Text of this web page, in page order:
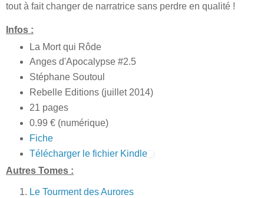
tout à fait changer de narratrice sans perdre en qualité !
Infos :
La Mort qui Rôde
Anges d'Apocalypse #2.5
Stéphane Soutoul
Rebelle Editions (juillet 2014)
21 pages
0.99 € (numérique)
Fiche
Télécharger le fichier Kindle
Autres Tomes :
Le Tourment des Aurores